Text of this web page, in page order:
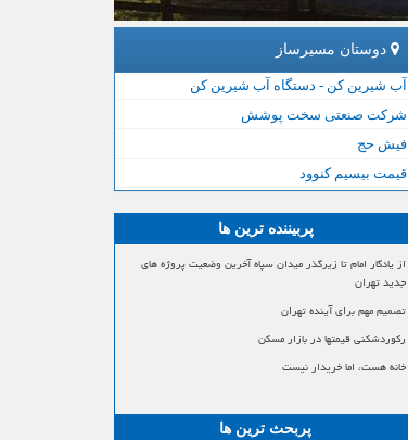
دوستان مسیرساز
آب شیرین کن - دستگاه آب شیرین کن
شرکت صنعتی سخت پوشش
فیش حج
قیمت بیسیم کنوود
پربیننده ترین ها
از یادگار امام تا زیرگذر میدان سپاه آخرین وضعیت پروژه های
جدید تهران
تصمیم مهم برای آینده تهران
رکوردشکنی قیمتها در بازار مسکن
خانه هست، اما خریدار نیست
پربحث ترین ها